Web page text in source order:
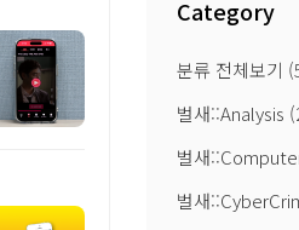
Category
분류 전체보기
벌새::Analysis
벌새
벌새